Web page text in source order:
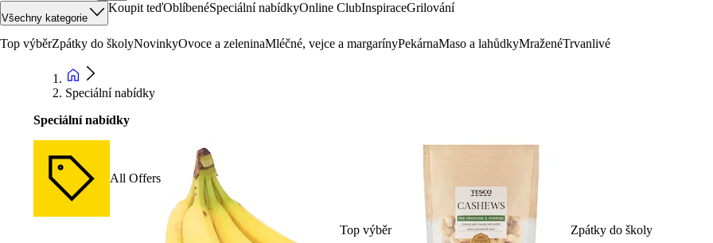
Všechny kategorie
Koupit teďOblíbenéSpeciální nabídkyOnline ClubInspiraceGrilování
Top výběrZpátky do školyNovinkyOvoce a zeleninaMléčné, vejce a margarínyPekárnaMaso a lahůdkyMraženéTrvanlivé
Speciální nabídky
Speciální nabídky
All Offers
Top výběr Zpátky do školy